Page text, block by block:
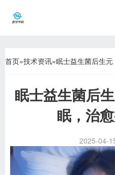
首页»技术资讯»眠士益生菌后生
眠士益生菌后
眠，治
2025-04-
视